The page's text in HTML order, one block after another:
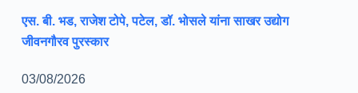
एस. बी. भड, राजेश टोपे, पटेल, डॉ. भोसले यांना साखर उद्योग
जीवनगौरव पुरस्कार
03/08/2026